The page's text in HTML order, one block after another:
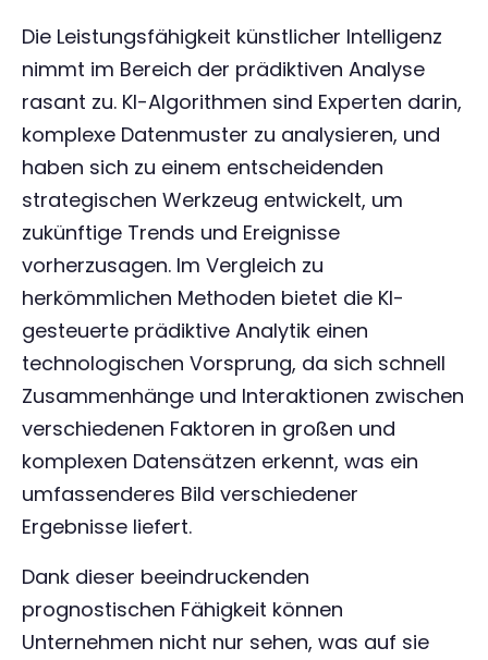
Die Leistungsfähigkeit künstlicher Intelligenz
nimmt im Bereich der prädiktiven Analyse
rasant zu. KI-Algorithmen sind Experten darin,
komplexe Datenmuster zu analysieren, und
haben sich zu einem entscheidenden
strategischen Werkzeug entwickelt, um
zukünftige Trends und Ereignisse
vorherzusagen. Im Vergleich zu
herkömmlichen Methoden bietet die KI-
gesteuerte prädiktive Analytik einen
technologischen Vorsprung, da sich schnell
Zusammenhänge und Interaktionen zwischen
verschiedenen Faktoren in großen und
komplexen Datensätzen erkennt, was ein
umfassenderes Bild verschiedener
Ergebnisse liefert.
Dank dieser beeindruckenden
prognostischen Fähigkeit können
Unternehmen nicht nur sehen, was auf sie